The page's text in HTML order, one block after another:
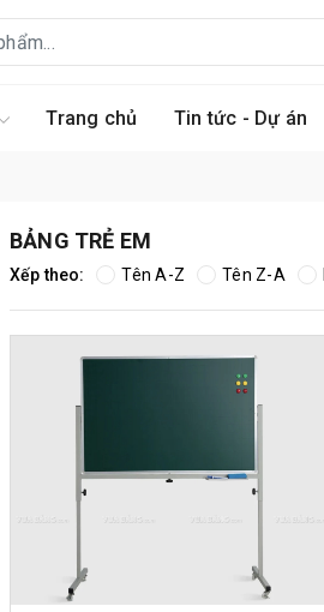
Trang chủ Tin tức - Dự án
BẢNG TRẺ EM
Xếp theo: Tên A-Z Tên Z-A